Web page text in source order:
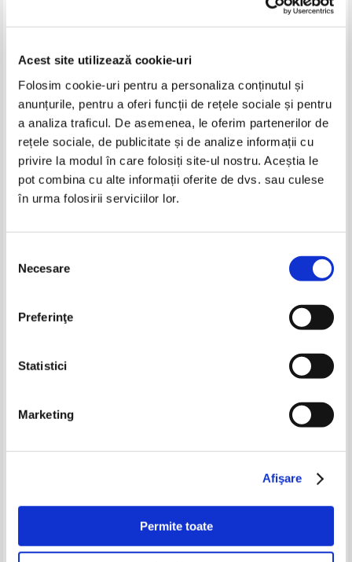
Acest site utilizează cookie-uri
Folosim cookie-uri pentru a personaliza conținutul și
anunțurile, pentru a oferi funcții de rețele sociale și pentru
a analiza traficul. De asemenea, le oferim partenerilor de
rețele sociale, de publicitate și de analize informații cu
privire la modul în care folosiți site-ul nostru. Aceștia le
pot combina cu alte informații oferite de dvs. sau culese
în urma folosirii serviciilor lor.
consimțământului
Necesare
Preferinţe
Statistici
Marketing
Afişare
Permite toate
Nikolai Sladkov - Copiii
curcubeului
Crina Decusara - Bocsan -
Povestiri despre Cuza Voda
Adaugă în coș
Ion Creanga - Povesti, povestiri,
Adaugă în coș